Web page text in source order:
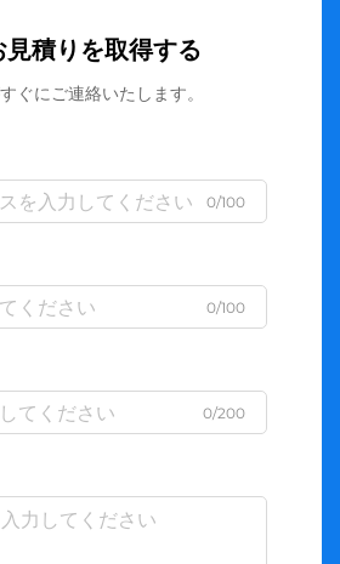
見積りを取得する
ぐにご連絡いたします。
0/100
0/100
0/200